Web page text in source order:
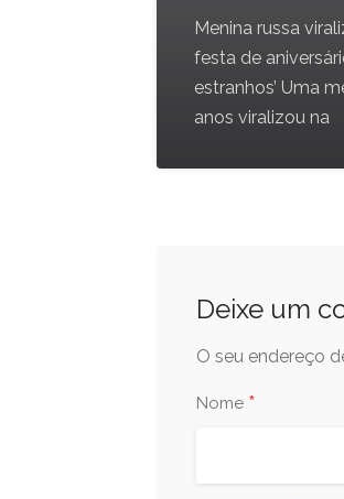
Menina russa
festa de
estranhos’ Uma
anos viralizou na
Deixe um
O seu endereço
Nome *